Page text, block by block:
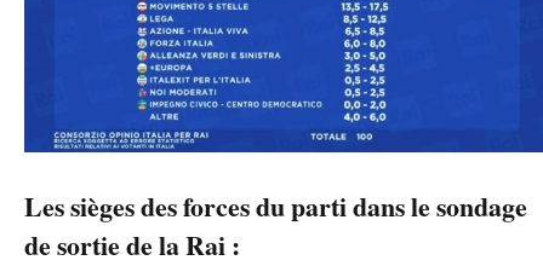
Les sièges des forces du parti dans le sondage
de sortie de la Rai :